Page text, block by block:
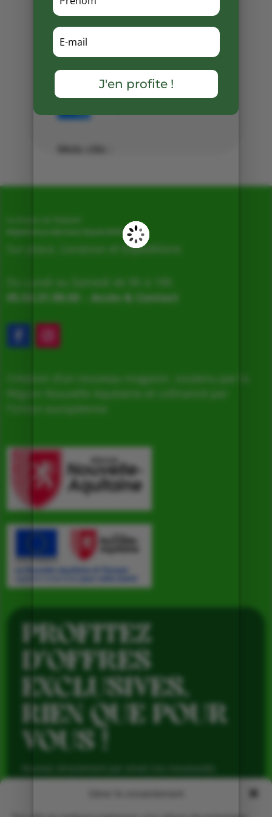
24 juin.
Venez découvrir ces délicieuses
nouveautés.🥨🌿
Partager
Facebook
Magasin de producteurs depuis 2005
Sur place, Livraison et Expéditions
05.53.31.98.50
Accès & Contact
Création d’un nouveau magasin, soutenu par la
PROFITEZ
D’OFFRES
EXCLUSIVES,
RIEN QUE POUR
VOUS !
avantages réservés aux abonnés et produits de saison,
J'en profite !